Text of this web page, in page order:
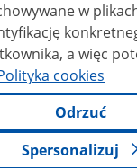
w
a więc
cookies
Odrzuć
Spersonalizuj